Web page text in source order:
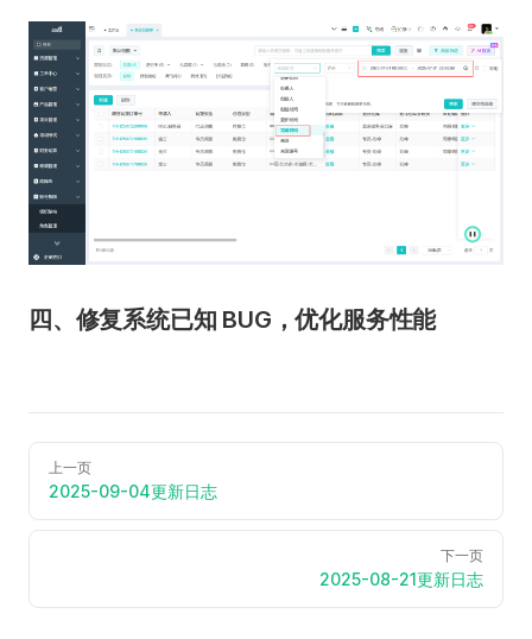
四、修复系统已知 BUG，优化服务性能
上一页
2025-09-04更新日志
下一页
2025-08-21更新日志